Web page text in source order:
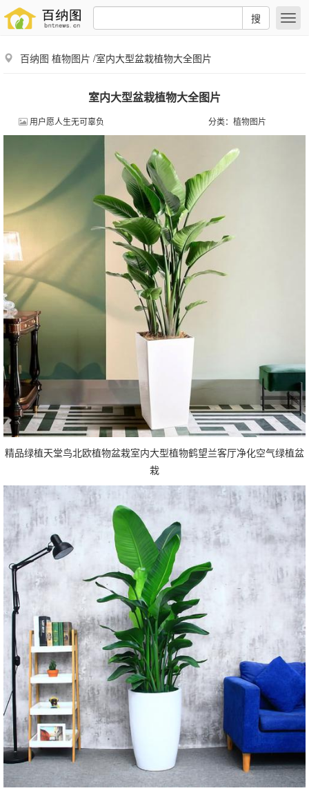
搜
百纳图 植物图片 /室内大型盆栽植物大全图片
室内大型盆栽植物大全图片
用户愿人生无可辜负 分类： 植物图片
精品绿植天堂鸟北欧植物盆栽室内大型植物鹤望兰客厅净化空气绿植盆
栽